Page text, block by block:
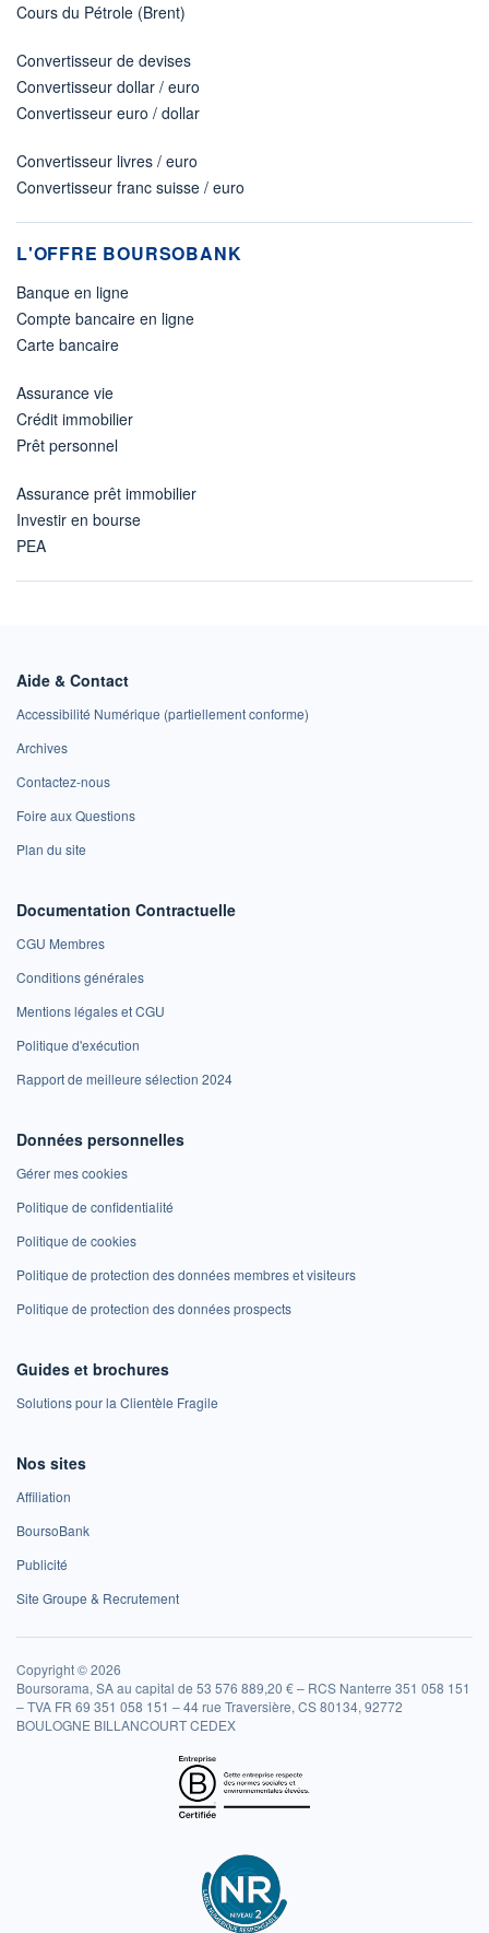
Cours du Pétrole (Brent)
Convertisseur de devises
Convertisseur dollar / euro
Convertisseur euro / dollar
Convertisseur livres / euro
Convertisseur franc suisse / euro
L'OFFRE BOURSOBANK
Banque en ligne
Compte bancaire en ligne
Carte bancaire
Assurance vie
Crédit immobilier
Prêt personnel
Assurance prêt immobilier
Investir en bourse
PEA
Aide & Contact
Accessibilité Numérique (partiellement conforme)
Archives
Contactez-nous
Foire aux Questions
Plan du site
Documentation Contractuelle
CGU Membres
Conditions générales
Mentions légales et CGU
Politique d'exécution
Rapport de meilleure sélection 2024
Données personnelles
Gérer mes cookies
Politique de confidentialité
Politique de cookies
Politique de protection des données membres et visiteurs
Politique de protection des données prospects
Guides et brochures
Solutions pour la Clientèle Fragile
Nos sites
Affiliation
BoursoBank
Publicité
Site Groupe & Recrutement
Copyright © 2026
Boursorama, SA au capital de 53 576 889,20 € – RCS Nanterre 351 058 151
– TVA FR 69 351 058 151 – 44 rue Traversière, CS 80134, 92772
BOULOGNE BILLANCOURT CEDEX